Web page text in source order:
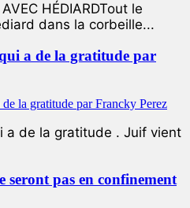
HÉDIARDTout le
dans la corbeille...
a de la gratitude par
a de la gratitude . Juif vient
seront pas en confinement